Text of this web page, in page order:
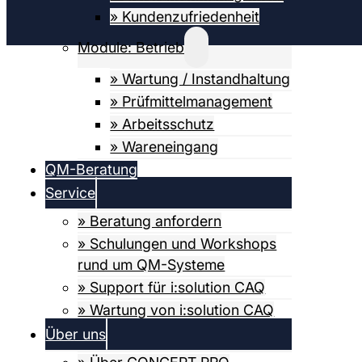
» Kundenzufriedenheit
Module: Betrieb
» Wartung / Instandhaltung
» Prüfmittel­­management
» Arbeitsschutz
» Wareneingang
QM-Beratung
Service
» Beratung anfordern
» Schulungen und Workshops
rund um QM-Systeme
» Support für i:solution CAQ
» Wartung von i:solution CAQ
Über uns